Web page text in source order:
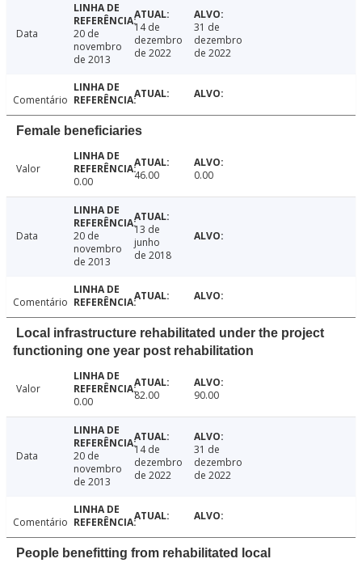
Data
20 de
novembro
de 2013
14 de
dezembro
de 2022
31 de
dezembro
de 2022
Comentário
Female beneficiaries
Valor
0.00
46.00 0.00
Data
20 de
novembro
de 2013
13 de
junho
de 2018
Comentário
Local infrastructure rehabilitated under the project
functioning one year post rehabilitation
Valor
0.00
82.00 90.00
Data
20 de
novembro
de 2013
14 de
dezembro
de 2022
31 de
dezembro
de 2022
Comentário
People benefitting from rehabilitated local